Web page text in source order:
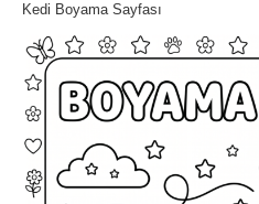
Kedi Boyama Sayfası